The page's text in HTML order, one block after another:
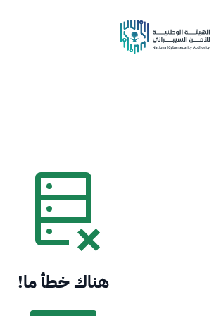
هناك خطأ ما!